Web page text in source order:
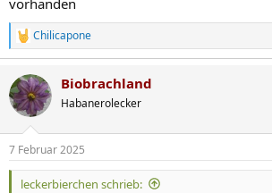
vorhanden
R
e
k
t
i
e
n
Chilicapone
Biobrachland
Habanerolecker
7 Februar 2025
leckerbierchen schrieb: